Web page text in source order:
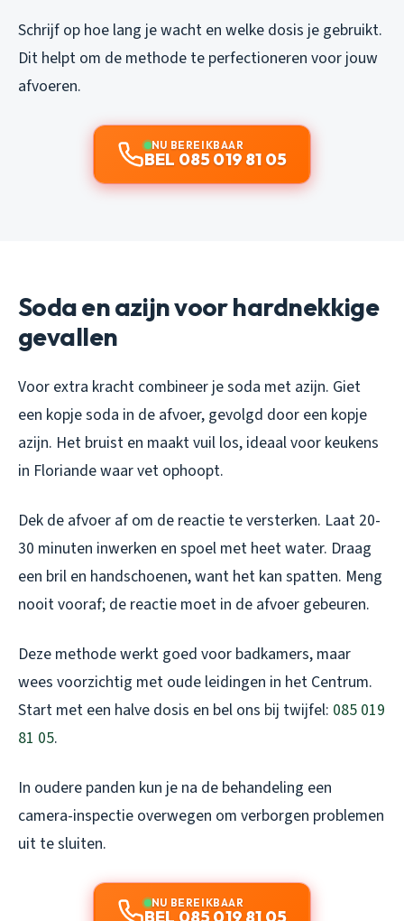
Schrijf op hoe lang je wacht en welke dosis je gebruikt.
Dit helpt om de methode te perfectioneren voor jouw
afvoeren.
NU BEREIKBAAR
BEL 085 019 81 05
Soda en azijn voor hardnekkige
gevallen
Voor extra kracht combineer je soda met azijn. Giet
een kopje soda in de afvoer, gevolgd door een kopje
azijn. Het bruist en maakt vuil los, ideaal voor keukens
in Floriande waar vet ophoopt.
Dek de afvoer af om de reactie te versterken. Laat 20-
30 minuten inwerken en spoel met heet water. Draag
een bril en handschoenen, want het kan spatten. Meng
nooit vooraf; de reactie moet in de afvoer gebeuren.
Deze methode werkt goed voor badkamers, maar
wees voorzichtig met oude leidingen in het Centrum.
Start met een halve dosis en bel ons bij twijfel: 085 019
81 05.
In oudere panden kun je na de behandeling een
camera-inspectie overwegen om verborgen problemen
uit te sluiten.
NU BEREIKBAAR